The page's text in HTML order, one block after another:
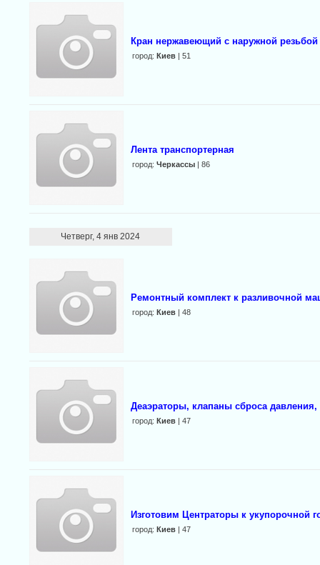
Кран нержавеющий с наружной резьбой
город: Киев| 51
Лента транспортерная
город: Черкассы| 86
Четверг, 4 янв 2024
Ремонтный комплект к разливочной
город: Киев| 48
Деаэраторы, клапаны сброса давления,
город: Киев| 47
Изготовим Центраторы к укупорочной
город: Киев| 47